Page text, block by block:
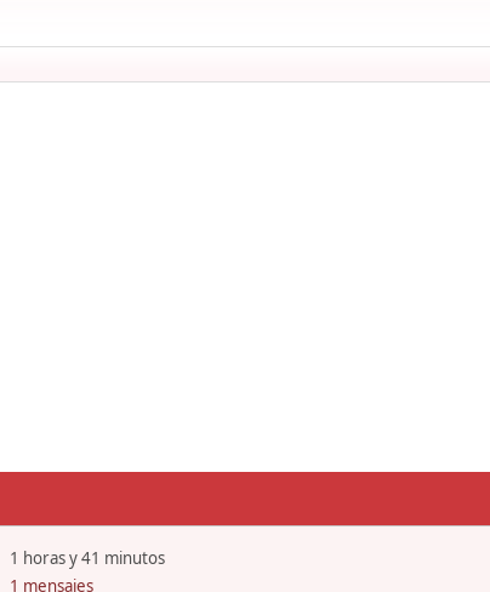
1 horas y 41 minutos
1 mensajes